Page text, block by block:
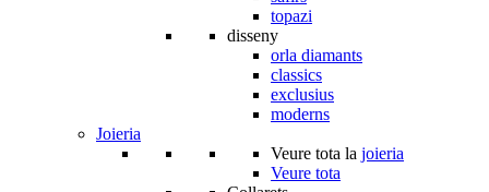
topazi
disseny
orla diamants
classics
exclusius
moderns
Joieria
Veure tota la joieria
Veure tota